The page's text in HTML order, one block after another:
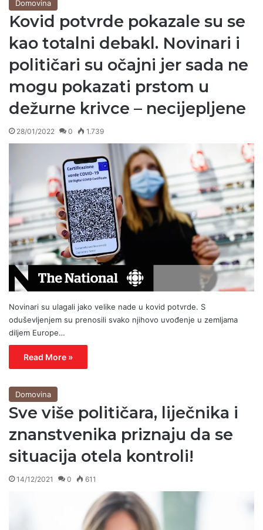
Domovina
Kovid potvrde pokazale su se
kao totalni debakl. Novinari i
političari su očajni jer sada ne
mogu pokazati prstom u
dežurne krivce – necijepljene
28/01/2022 0 1.739
Novinari su ulagali jako velike nade u kovid potvrde. S
oduševljenjem su prenosili svako njihovo uvođenje u zemljama
diljem Europe…
Read More »
Domovina
Sve više političara, liječnika i
znanstvenika priznaju da se
situacija otela kontroli!
14/12/2021 0 611